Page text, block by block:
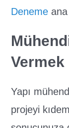
Deneme
Vermek
Yapı
projeyi